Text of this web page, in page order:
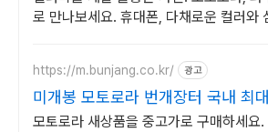
로 만나보세요. 휴대폰, 다채로운 컬러와
https://m.bunjang.co.kr/ 광고
미개봉 모토로라 번개장터 국내 최대
브랜드 중고거래
모토로라 새상품을 중고가로 구매하세요.